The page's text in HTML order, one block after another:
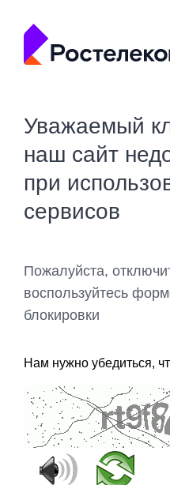
Уважаемый
наш сайт
при
сервисов
Пожалуйста,
воспользуйтесь
блокировки
Нам нужно убедиться,